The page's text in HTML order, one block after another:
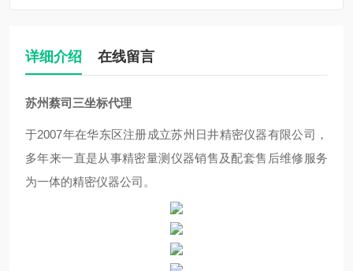
详细介绍 在线留言
苏州蔡司三坐标代理
于2007年在华东区注册成立苏州日井精密仪器有限公司，
多年来一直是从事精密量测仪器销售及配套售后维修服务
为一体的精密仪器公司。